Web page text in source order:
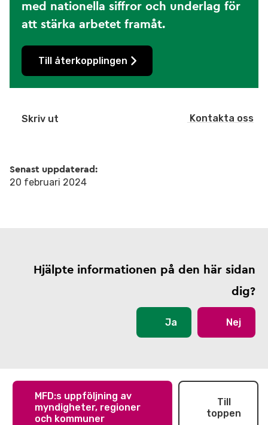
med nationella siffror och underlag för
att stärka arbetet framåt.
Till återkopplingen
Skriv ut Kontakta oss
Senast uppdaterad:
20 februari 2024
Hjälpte informationen på den här sidan
dig?
Ja Nej
MFD:s uppföljning av
myndigheter, regioner
och kommuner
Till
toppen